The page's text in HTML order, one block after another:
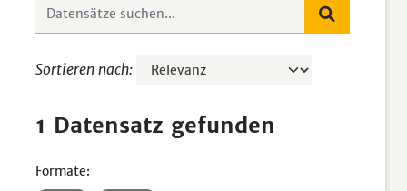
Sortieren nach
1 Datensatz gefunden
Formate: